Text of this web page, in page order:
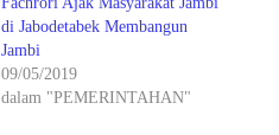
di Jabodetabek Membangun
Jambi
09/05/2019
dalam "PEMERINTAHAN"